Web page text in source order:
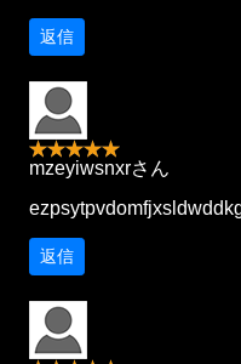
返信
mzeyiwsnxrさん
返信